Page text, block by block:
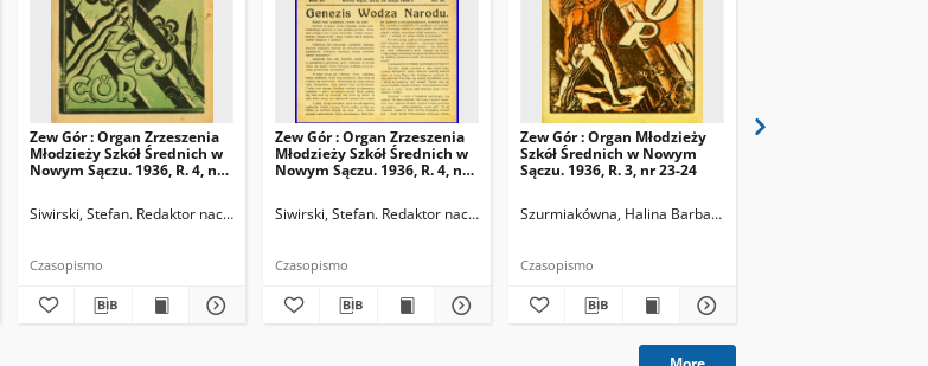
Zew Gór : Organ Zrzeszenia
Młodzieży Szkół Średnich w
Nowym Sączu. 1936, R. 4, nr
Siwirski, Stefan. Redaktor naczelny
Czasopismo
Zew Gór : Organ Zrzeszenia
Młodzieży Szkół Średnich w
Nowym Sączu. 1936, R. 4, nr
Siwirski, Stefan. Redaktor naczelny
Czasopismo
Zew Gór : Organ Młodzieży
Szkół Średnich w Nowym
Sączu. 1936, R. 3, nr 23-24
Szurmiakówna, Halina Barbara (1920-1945). Redaktor
Czasopismo